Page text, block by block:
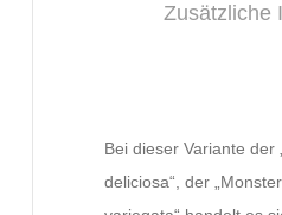
Zusätzliche
Bei dieser Variante der
deliciosa“, der